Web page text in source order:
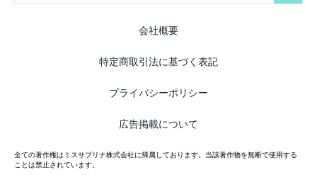
会社概要
特定商取引法に基づく表記
プライバシーポリシー
広告掲載について
全ての著作権はミスサブリナ株式会社に帰属しております。当該著作物を無断で使用する
ことは禁止されています。